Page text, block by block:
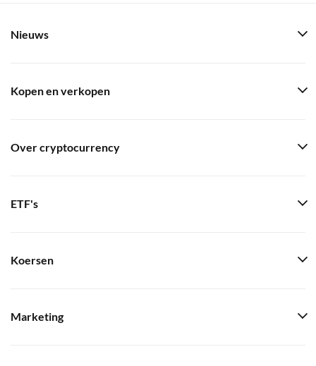
Nieuws
Kopen en verkopen
Over cryptocurrency
ETF's
Koersen
Marketing